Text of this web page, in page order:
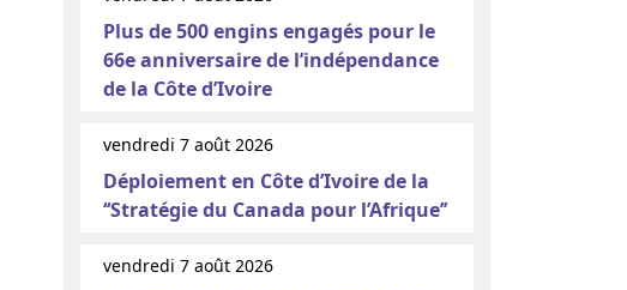
Plus de 500 engins engagés pour le
66e anniversaire de l’indépendance
de la Côte d’Ivoire
vendredi 7 août 2026
Déploiement en Côte d’Ivoire de la
‘‘Stratégie du Canada pour l’Afrique’’
vendredi 7 août 2026